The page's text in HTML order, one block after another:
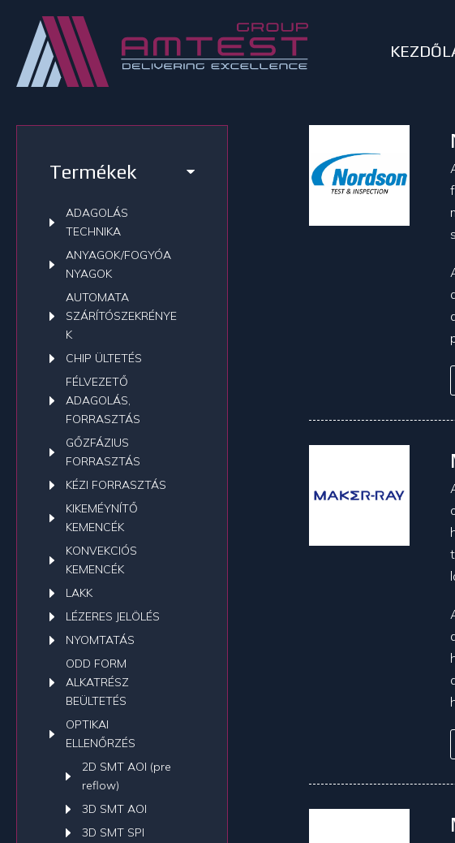
Termékek
ADAGOLÁS
TECHNIKA
ANYAGOK/FOGYÓA
NYAGOK
AUTOMATA
SZÁRÍTÓSZEKRÉNYE
K
CHIP ÜLTETÉS
FÉLVEZETŐ
ADAGOLÁS,
FORRASZTÁS
GŐZFÁZIUS
FORRASZTÁS
KÉZI FORRASZTÁS
KIKEMÉYNÍTŐ
KEMENCÉK
KONVEKCIÓS
KEMENCÉK
LAKK
LÉZERES JELÖLÉS
NYOMTATÁS
ODD FORM
ALKATRÉSZ
BEÜLTETÉS
OPTIKAI
ELLENŐRZÉS
2D SMT AOI (pre
reflow)
3D SMT AOI
3D SMT SPI